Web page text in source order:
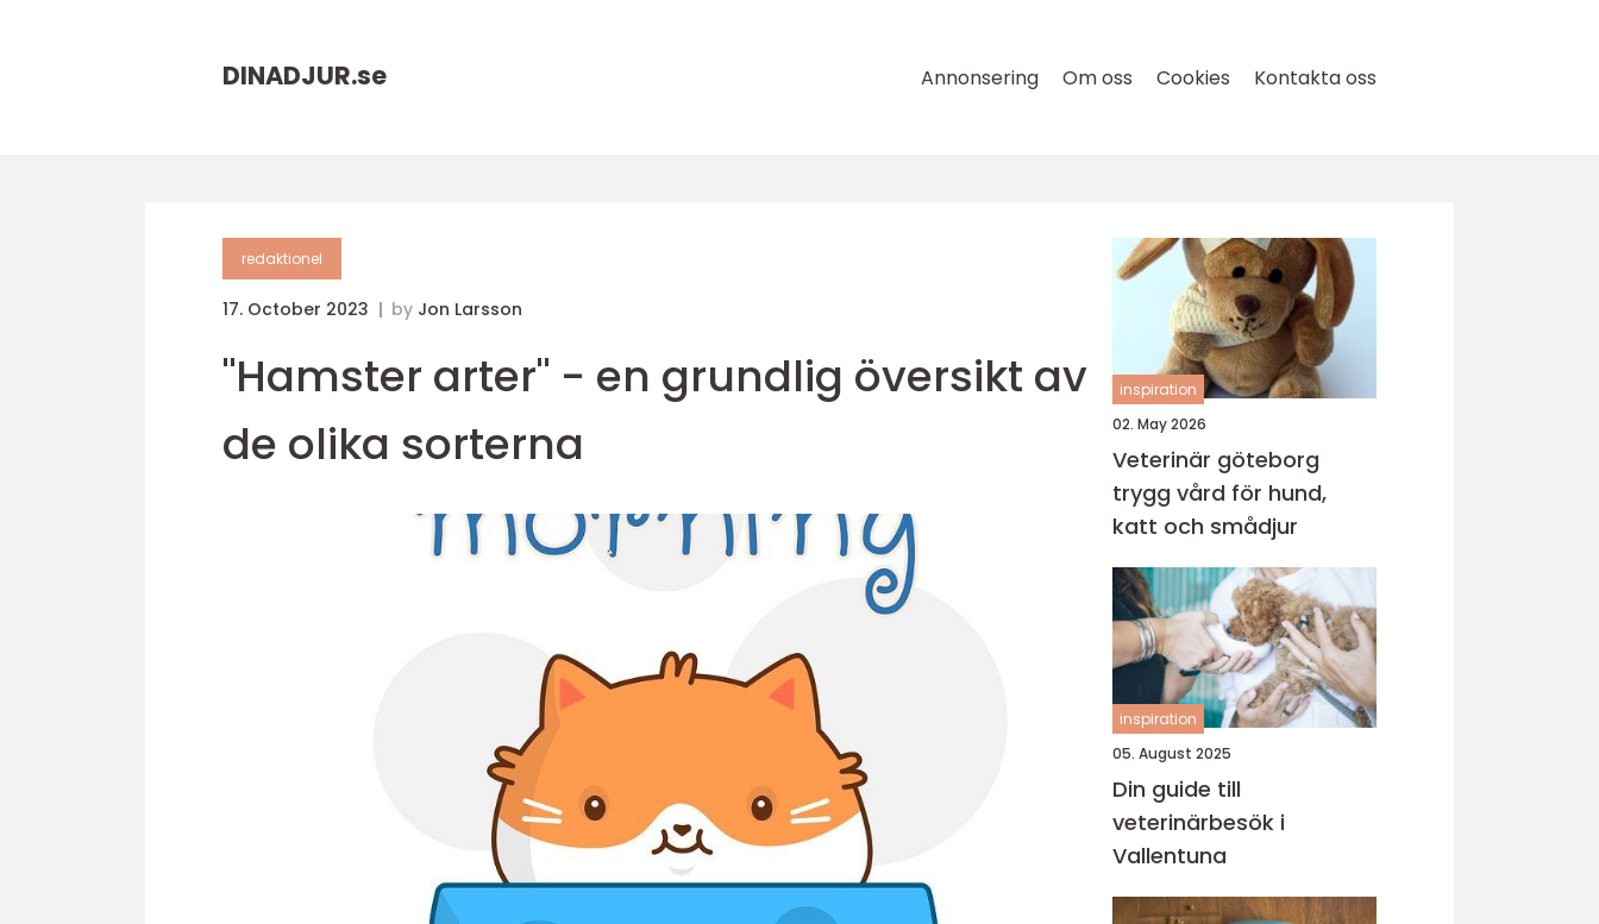
DINADJUR.se Annonsering Om oss Cookies Kontakta oss
redaktionel
17. October 2023 by Jon Larsson
"Hamster arter" - en grundlig översikt av
de olika sorterna
inspiration
02. May 2026
Veterinär göteborg
trygg vård för hund,
katt och smådjur
inspiration
05. August 2025
Din guide till
veterinärbesök i
Vallentuna